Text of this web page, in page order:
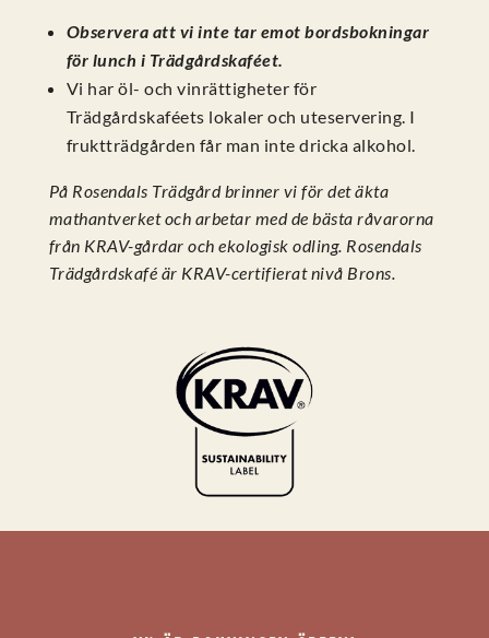
Observera att vi inte tar emot bordsbokningar
för lunch i Trädgårdskaféet.
Vi har öl- och vinrättigheter för
Trädgårdskaféets lokaler och uteservering. I
fruktträdgården får man inte dricka alkohol.
På Rosendals Trädgård brinner vi för det äkta
mathantverket och arbetar med de bästa råvarorna
från KRAV-gårdar och ekologisk odling. Rosendals
Trädgårdskafé är KRAV-certifierat nivå Brons.